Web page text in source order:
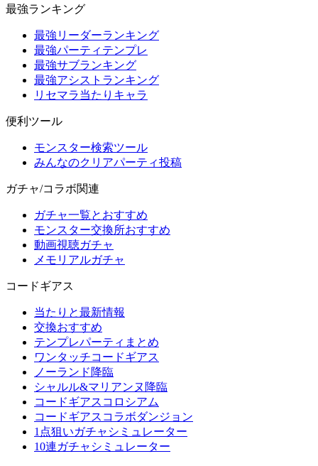
最強ランキング
最強リーダーランキング
最強パーティテンプレ
最強サブランキング
最強アシストランキング
リセマラ当たりキャラ
便利ツール
モンスター検索ツール
みんなのクリアパーティ投稿
ガチャ/コラボ関連
ガチャ一覧とおすすめ
モンスター交換所おすすめ
動画視聴ガチャ
メモリアルガチャ
コードギアス
当たりと最新情報
交換おすすめ
テンプレパーティまとめ
ワンタッチコードギアス
ノーランド降臨
シャルル&マリアンヌ降臨
コードギアスコロシアム
コードギアスコラボダンジョン
1点狙いガチャシミュレーター
10連ガチャシミュレーター